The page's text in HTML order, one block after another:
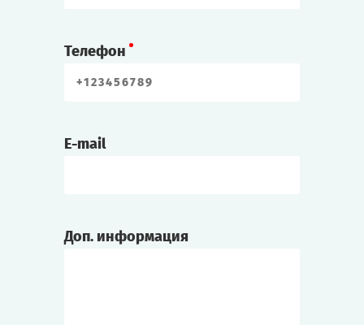
Телефон
E-mail
Доп. информация